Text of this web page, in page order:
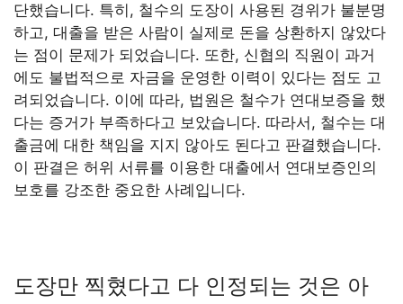
단했습니다. 특히, 철수의 도장이 사용된 경위가 불분명
하고, 대출을 받은 사람이 실제로 돈을 상환하지 않았다
는 점이 문제가 되었습니다. 또한, 신협의 직원이 과거
에도 불법적으로 자금을 운영한 이력이 있다는 점도 고
려되었습니다. 이에 따라, 법원은 철수가 연대보증을 했
다는 증거가 부족하다고 보았습니다. 따라서, 철수는 대
출금에 대한 책임을 지지 않아도 된다고 판결했습니다.
이 판결은 허위 서류를 이용한 대출에서 연대보증인의
보호를 강조한 중요한 사례입니다.
도장만 찍혔다고 다 인정되는 것은 아